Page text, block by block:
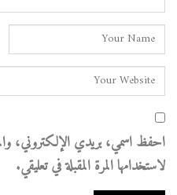
احفظ اسمي، بريدي الإلكتروني،
لاستخدامها المرة المقبلة في تعليقي.